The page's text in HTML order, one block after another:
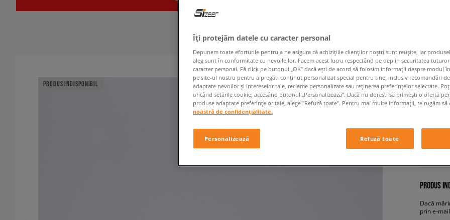
PRODUS INDISPONIBIL FILA
copii,
94,99
PRODUS
Dacă
prin e-
Îți protejăm datele cu caracter personal
Depunem toate eforturile pentru a ne asigura că achizițiile clienților noștri sunt reușite, iar
aleg sunt în conformitate cu nevoile lor. Facem acest lucru respectând pe deplin securitatea
caracter personal. Fă click pe butonul „OK” dacă ești de acord să folosim informații despre modul
pe site-ul nostru pentru a pregăti conținut personalizat special pentru tine, inclusiv recomandări
adaptate nevoilor și intereselor tale, reclame personalizate sau reținerea preferințelor selectate.
oricând setările cookie, accesând butonul „Personalizează”. Dacă nu dorești să primești o ofertă
produse adaptate preferințelor tale, alege "Refuză toate". Pentru mai multe informații, te rugăm să
noastră de confidențialitate.
Personalizează Refuză toate